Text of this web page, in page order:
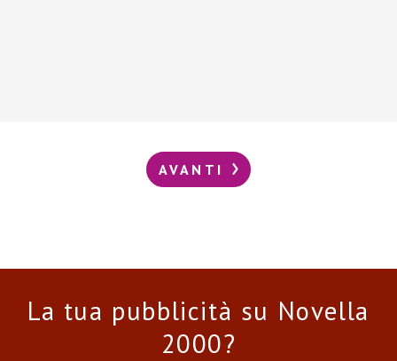
AVANTI
La tua pubblicità su Novella
2000?